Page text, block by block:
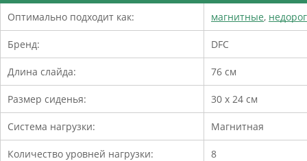
Оптимально подходит как: магнитные,
Бренд: DFC
Длина слайда: 76 см
Размер сиденья: 30 х 24 см
Система нагрузки: Магнитная
Количество уровней нагрузки: 8